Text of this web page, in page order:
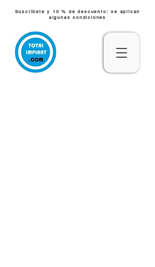
Suscríbete y 10 % de descuento: se aplican
algunas condiciones